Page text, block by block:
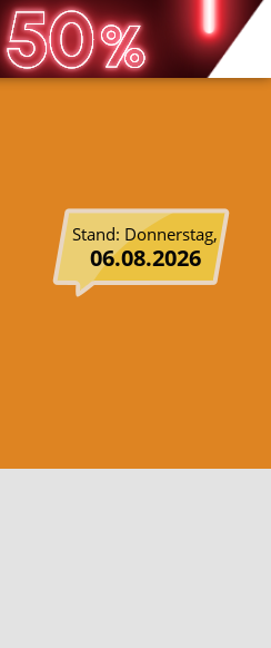
Stand: Donnerstag,
06.08.2026